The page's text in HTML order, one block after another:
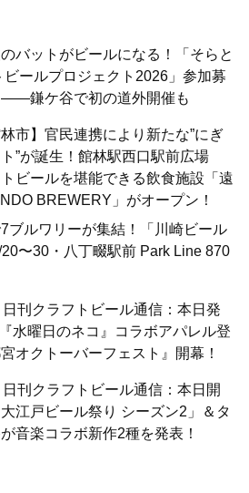
バットがビールになる！「そらと
ビールプロジェクト2026」参加募
——鎌ケ谷で初の道外開催も
林市】官民連携により新たな”にぎ
”が誕生！館林駅西口駅前広場
ビールを堪能できる飲食施設「遠
BREWERY」がオープン！
ブルワリーが集結！「川崎ビール
〜30・八丁畷駅前 Park Line 870
日刊クラフトビール通信：本日発
水曜日のネコ』コラボアパレル登
オクトーバーフェスト』開幕！
日刊クラフトビール通信：本日開
江戸ビール祭り シーズン2」＆タ
音楽コラボ新作2種を発表！